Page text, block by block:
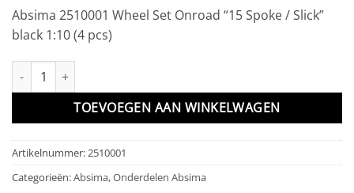
Absima 2510001 Wheel Set Onroad “15 Spoke / Slick”
black 1:10 (4 pcs)
Wheel Set Onroad "15 Spoke / Slick" black 1:10 (4 pcs) aantal
TOEVOEGEN AAN WINKELWAGEN
Artikelnummer:2510001
Categorieën:Absima,Onderdelen Absima